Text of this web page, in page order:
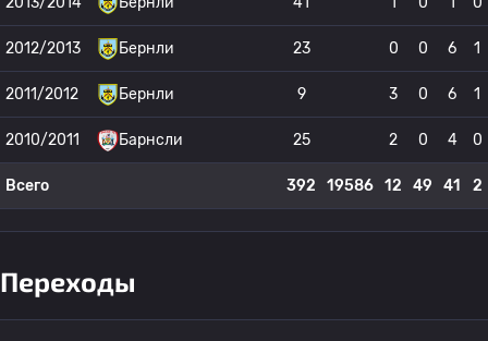
2012/2013 Бернли 23 0 0 6 1
2011/2012 Бернли 9 3 0 6 1
2010/2011 Барнсли 25 2 0 4 0
Всего 392 19586 12 49 41 2
Переходы